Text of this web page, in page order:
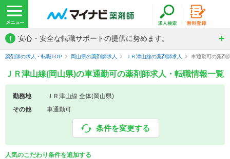
! 安心・安全な転職サポートの提供に努めます。
薬剤師の求人・転職TOP 岡山県の薬剤師求人 ＪＲ津山線の薬剤師求人 車通勤可の薬剤
ＪＲ津山線(岡山県)の車通勤可の薬剤師求人・転職情報一覧
勤務地
ＪＲ津山線 全体(岡山県)
その他
車通勤可
条件を変更する
人気のこだわり条件を追加する